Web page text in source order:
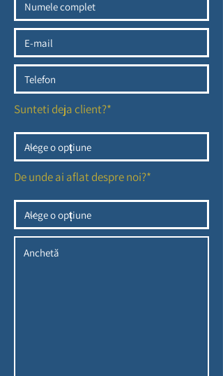
Sunteti deja client?*
De unde ai aflat despre noi?*